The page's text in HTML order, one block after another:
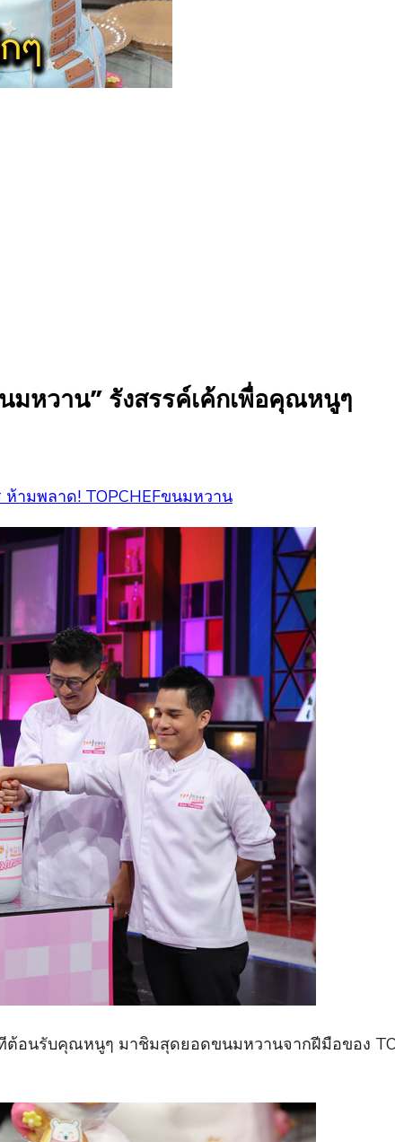
มหวาน” รังสรรค์เค้กเพื่อคุณหนูๆ
ห้ามพลาด! TOPCHEFขนมหวาน
ต้อนรับคุณหนูๆ มาชิมสุดยอดขนมหวานจากฝีมือของ